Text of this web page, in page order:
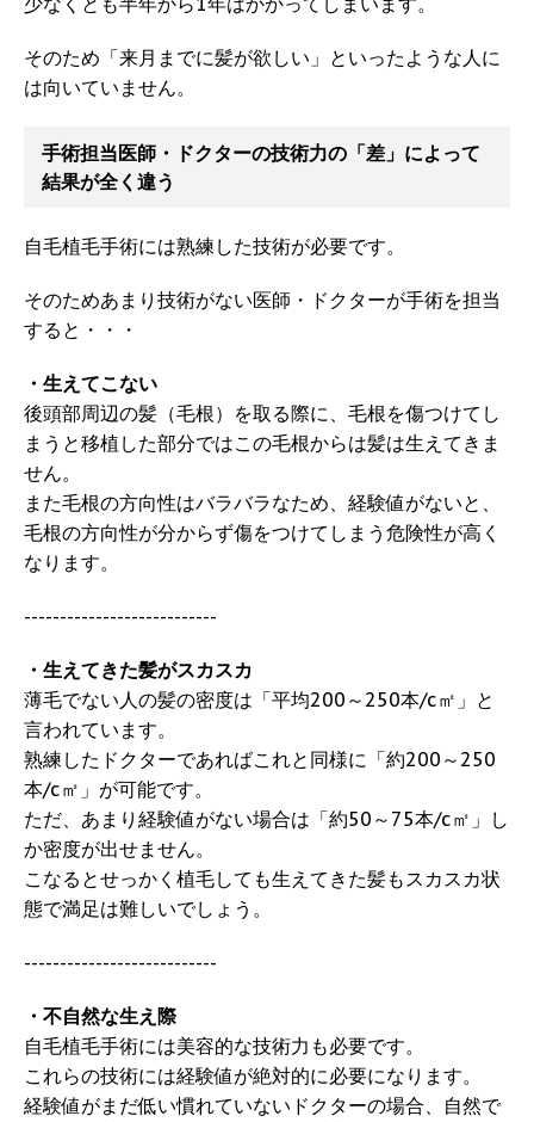
そのため「来月までに髪が欲しい」といったような人に
は向いていません。
手術担当医師・ドクターの技術力の「差」によって
結果が全く違う
自毛植毛手術には熟練した技術が必要です。
そのためあまり技術がない医師・ドクターが手術を担当
すると・・・
・生えてこない
後頭部周辺の髪（毛根）を取る際に、毛根を傷つけてし
まうと移植した部分ではこの毛根からは髪は生えてきま
せん。
また毛根の方向性はバラバラなため、経験値がないと、
毛根の方向性が分からず傷をつけてしまう危険性が高く
なります。
---------------------------
・生えてきた髪がスカスカ
薄毛でない人の髪の密度は「平均200～250本/c㎡」と
言われています。
熟練したドクターであればこれと同様に「約200～250
本/c㎡」が可能です。
ただ、あまり経験値がない場合は「約50～75本/c㎡」し
か密度が出せません。
こなるとせっかく植毛しても生えてきた髪もスカスカ状
態で満足は難しいでしょう。
---------------------------
・不自然な生え際
自毛植毛手術には美容的な技術力も必要です。
これらの技術には経験値が絶対的に必要になります。
経験値がまだ低い慣れていないドクターの場合、自然で